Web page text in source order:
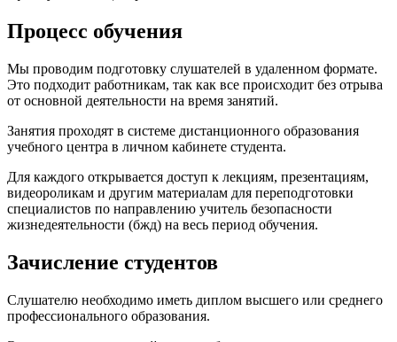
Процесс обучения
Мы проводим подготовку слушателей в удаленном формате.
Это подходит работникам, так как все происходит без отрыва
от основной деятельности на время занятий.
Занятия проходят в системе дистанционного образования
учебного центра в личном кабинете студента.
Для каждого открывается доступ к лекциям, презентациям,
видеороликам и другим материалам для переподготовки
специалистов по направлению учитель безопасности
жизнедеятельности (бжд) на весь период обучения.
Зачисление студентов
Слушателю необходимо иметь диплом высшего или среднего
профессионального образования.